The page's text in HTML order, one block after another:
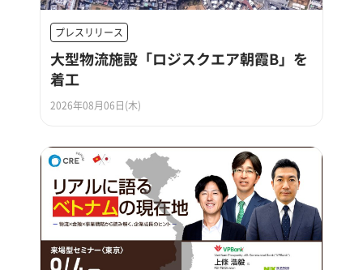
プレスリリース
大型物流施設「ロジスクエア朝霞B」を
着工
2026年08月06日(木)